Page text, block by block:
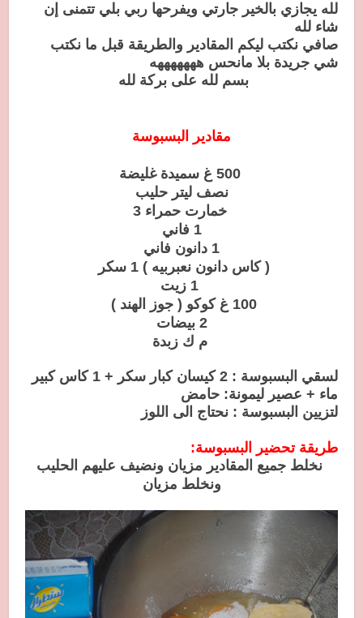
لله يجازي بالخير جارتي ويفرحها ربي بلي تتمنى إن
شاء لله
صافي نكتب ليكم المقادير والطريقة قبل ما نكتب
شي جريدة بلا مانحس هههههههه
بسم لله على بركة لله
مقادير البسبوسة
500 غ سميدة غليضة
نصف ليتر حليب
خمارت حمراء 3
1 فاني
( كاس دانون نعبربيه ) 1 سكر
100 غ كوكو ( جوز الهند )
2 بيضات
م ك زبدة
لسقي البسبوسة : 2 كيسان كبار سكر + 1 كاس كبير
ماء + عصير ليمونة: حامض
لتزيين البسبوسة : نحتاج الى اللوز
طريقة تحضير البسبوسة:
نخلط جميع المقادير مزيان ونضيف عليهم الحليب
ونخلط مزيان